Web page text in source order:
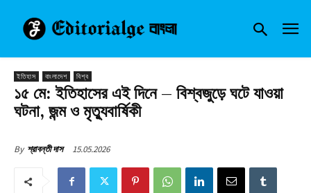
ইতিহাস বাংলাদেশ বিশ্ব
১৫ মে: ইতিহাসের এই দিনে – বিশ্বজুড়ে ঘটে যাওয়া
ঘটনা, জন্ম ও মৃত্যুবার্ষিকী
By শ্রাবন্তী দাস 15.05.2026